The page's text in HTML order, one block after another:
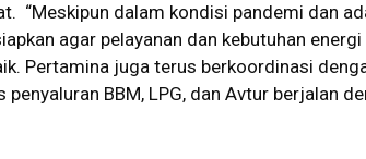
“Meskipun dalam kondisi pandemi dan
agar pelayanan dan kebutuhan energi
Pertamina juga terus berkoordinasi
BBM, LPG, dan Avtur berjalan